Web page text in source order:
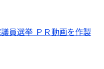
員選挙 ＰＲ動画を作製